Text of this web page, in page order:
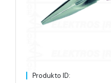
Produkto ID: